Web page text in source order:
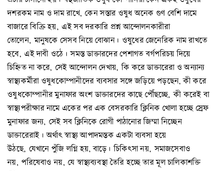
দশরকম নাম ও দাম রাখে, কেন সস্তার ওষুধ অনেক গুণ বেশি দামে
বাজারে বিক্রি হয়, এই সব দরকারি প্রশ্ন আন্দোলনকারীরা
তোলেন, মানুষকে সেসব নিয়ে বোঝান। ওষুধের জেনেরিক নাম রাখতে
হবে, এই দাবী ওঠে। সমস্ত ডাক্তারদের পেশাগত বর্গপরিচয় দিয়ে
চিহ্নিত না করে, সেই আন্দোলন দেখায়, কি করে ডাক্তারেরা ও অন্যান্য
স্বাস্থ্যকর্মীরা ওষুধকোম্পানীদের ব্যবসার সঙ্গে জড়িয়ে পড়ছেন, কী করে
ওষুধকোম্পানীর মুনাফার অংশ ডাক্তারদের কাছে পৌঁছচ্ছে, কী করেই বা
স্বাস্থ্যপরীক্ষার নামে একের পর এক বেসরকারি ক্লিনিক খোলা হচ্ছে স্রেফ
মুনাফার জন্য, সেই সব ক্লিনিকে রোগী পাঠানোর জিম্মা নিচ্ছেন
ডাক্তারেরাই। অর্থাৎ স্বাস্থ্য আপাদমস্তক একটা ব্যবসা হয়ে
উঠছে, যেখানে পুঁজি লগ্নি হয়, বাড়ে। চিকিৎসা নয়, সমাজসেবাও
নয়, পরিষেবাও নয়, যে স্বাস্থ্যব্যবস্থা তৈরি হচ্ছে তার মূল চালিকাশক্তি